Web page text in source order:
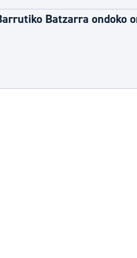
Batzarra ondoko